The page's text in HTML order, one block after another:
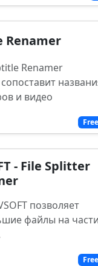
Renamer
Renamer
и видео
- File Splitter
позволяет
файлы на